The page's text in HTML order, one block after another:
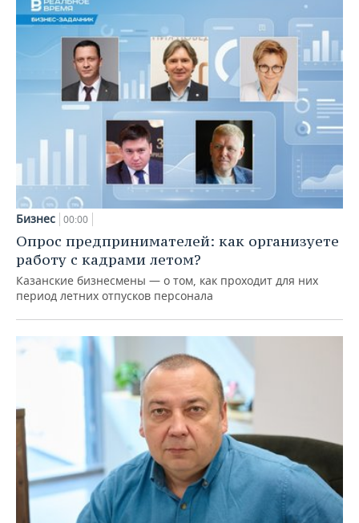
Бизнес 00:00
Опрос предпринимателей: как организуете
работу с кадрами летом?
Казанские бизнесмены — о том, как проходит для них
период летних отпусков персонала